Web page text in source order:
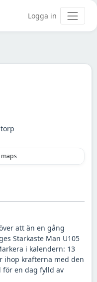
Logga in
att än en gång
Starkaste Man U105
i kalendern: 13
ihop krafterna med den
för en dag fylld av